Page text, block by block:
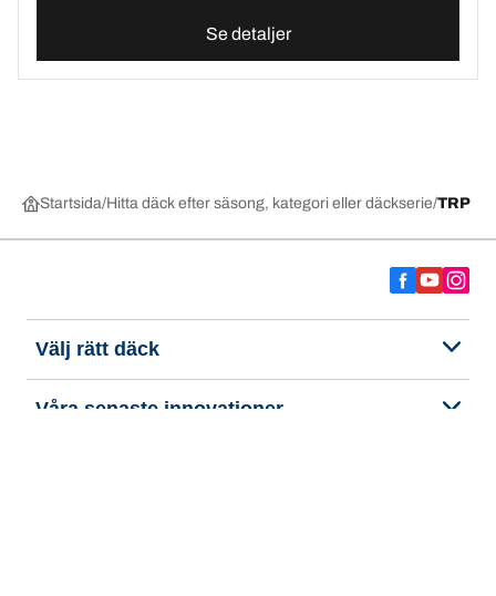
Se detaljer
Startsida Hitta däck efter säsong, kategori eller däckserie TRP
Välj rätt däck
Våra senaste innovationer